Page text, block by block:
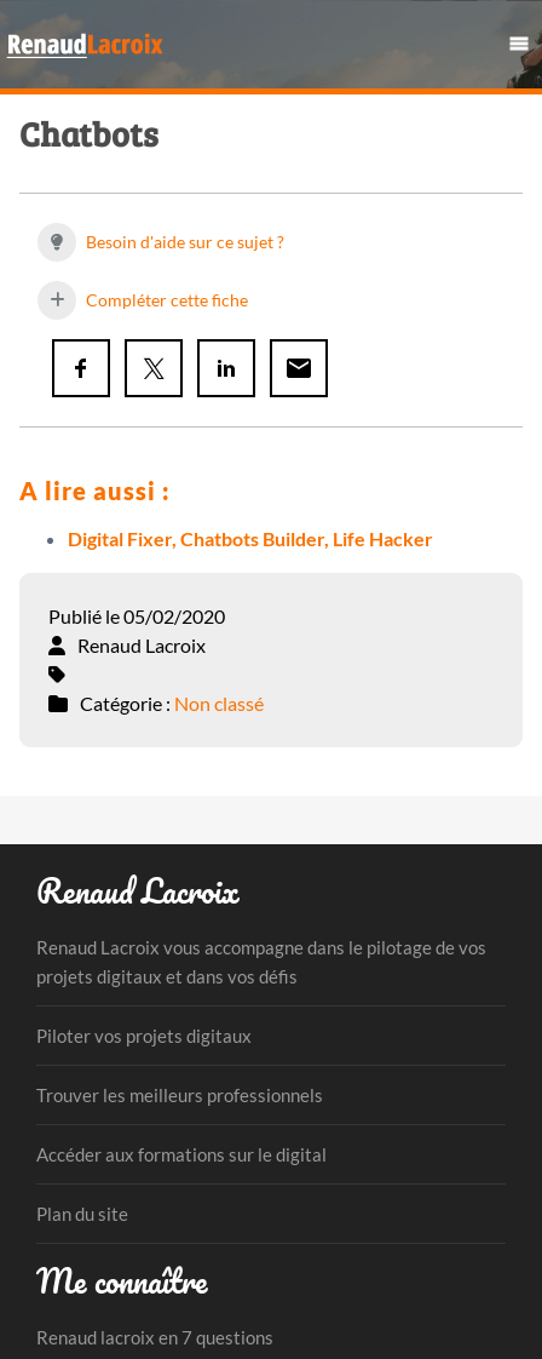
Chatbots
Besoin d'aide sur ce sujet ?
Compléter cette fiche
A lire aussi :
Digital Fixer, Chatbots Builder, Life Hacker
Publié le 05/02/2020
Renaud Lacroix
Catégorie : Non classé
Renaud Lacroix
Renaud Lacroix vous accompagne dans le pilotage de vos
projets digitaux et dans vos défis
Piloter vos projets digitaux
Trouver les meilleurs professionnels
Accéder aux formations sur le digital
Plan du site
Me connaître
Renaud lacroix en 7 questions